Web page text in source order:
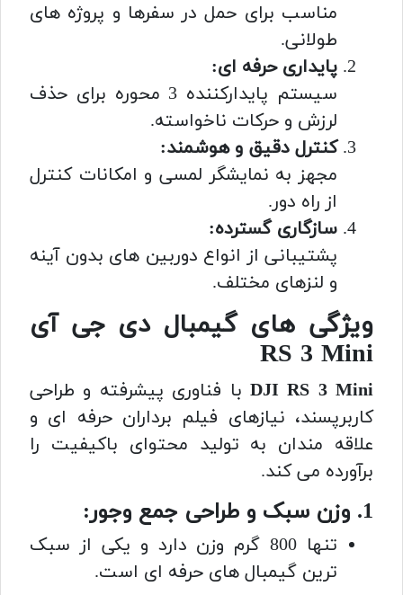
مناسب برای حمل در سفرها و پروژه های
طولانی.
پایداری حرفه ای:
سیستم پایدارکننده 3 محوره برای حذف
لرزش و حرکات ناخواسته.
کنترل دقیق و هوشمند:
مجهز به نمایشگر لمسی و امکانات کنترل
از راه دور.
سازگاری گسترده:
پشتیبانی از انواع دوربین های بدون آینه
و لنزهای مختلف.
ویژگی های گیمبال دی جی آی
RS 3 Mini
DJI RS 3 Mini با فناوری پیشرفته و طراحی
کاربرپسند، نیازهای فیلم برداران حرفه ای و
علاقه مندان به تولید محتوای باکیفیت را
برآورده می کند.
1. وزن سبک و طراحی جمع وجور:
تنها 800 گرم وزن دارد و یکی از سبک
ترین گیمبال های حرفه ای است.